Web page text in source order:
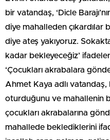
bir vatandaş, ‘Dicle
diye mahalleden
diye ateş yakıyoruz.
kadar bekleyeceğiz’
‘Çocukları akrabalara
Ahmet Kaya adlı vatandaş,
oturduğunu ve mahallenin
çocukları akrabalarına
mahallede beklediklerini